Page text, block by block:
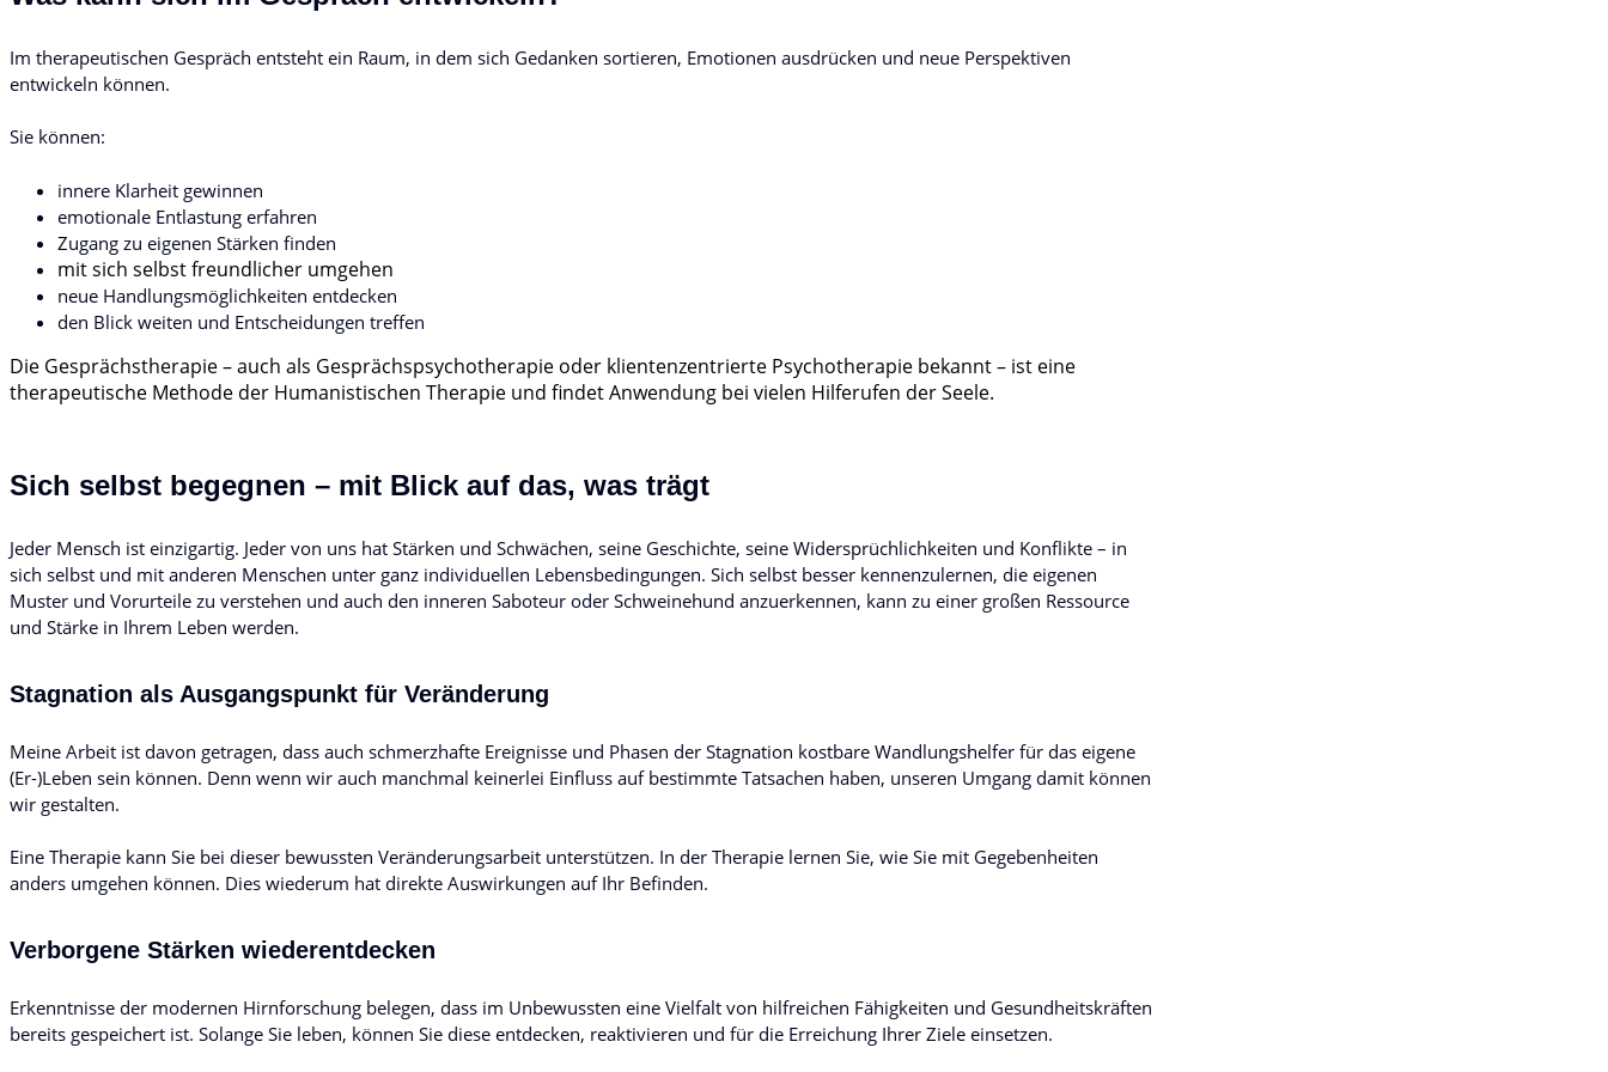
Im therapeutischen Gespräch entsteht ein Raum, in dem sich Gedanken sortieren, Emotionen ausdrücken und neue Perspektiven
entwickeln können.
Sie können:
innere Klarheit gewinnen
emotionale Entlastung erfahren
Zugang zu eigenen Stärken finden
mit sich selbst freundlicher umgehen
neue Handlungsmöglichkeiten entdecken
den Blick weiten und Entscheidungen treffen
Die Gesprächstherapie – auch als Gesprächspsychotherapie oder klientenzentrierte Psychotherapie bekannt – ist eine
therapeutische Methode der Humanistischen Therapie und findet Anwendung bei vielen Hilferufen der Seele.
Sich selbst begegnen – mit Blick auf das, was trägt
Jeder Mensch ist einzigartig. Jeder von uns hat Stärken und Schwächen, seine Geschichte, seine Widersprüchlichkeiten und Konflikte – in
sich selbst und mit anderen Menschen unter ganz individuellen Lebensbedingungen. Sich selbst besser kennenzulernen, die eigenen
Muster und Vorurteile zu verstehen und auch den inneren Saboteur oder Schweinehund anzuerkennen, kann zu einer großen Ressource
und Stärke in Ihrem Leben werden.
Stagnation als Ausgangspunkt für Veränderung
Meine Arbeit ist davon getragen, dass auch schmerzhafte Ereignisse und Phasen der Stagnation kostbare Wandlungshelfer für das eigene
(Er-)Leben sein können. Denn wenn wir auch manchmal keinerlei Einfluss auf bestimmte Tatsachen haben, unseren Umgang damit können
wir gestalten.
Eine Therapie kann Sie bei dieser bewussten Veränderungsarbeit unterstützen. In der Therapie lernen Sie, wie Sie mit Gegebenheiten
anders umgehen können. Dies wiederum hat direkte Auswirkungen auf Ihr Befinden.
Verborgene Stärken wiederentdecken
Erkenntnisse der modernen Hirnforschung belegen, dass im Unbewussten eine Vielfalt von hilfreichen Fähigkeiten und Gesundheitskräften
bereits gespeichert ist. Solange Sie leben, können Sie diese entdecken, reaktivieren und für die Erreichung Ihrer Ziele einsetzen.